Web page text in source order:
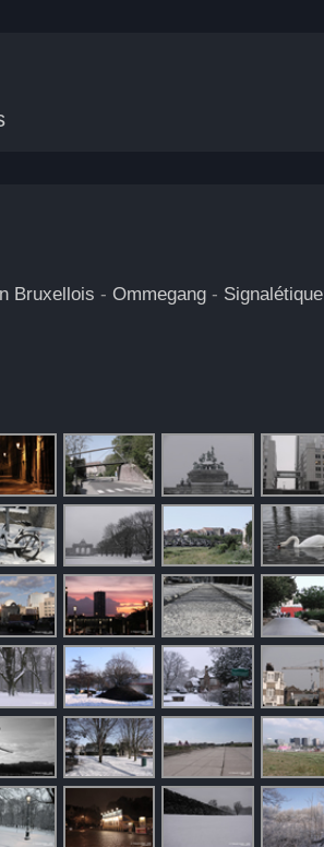
Bruxellois - Ommegang - Signalétique